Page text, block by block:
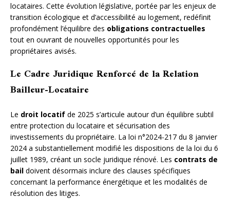
locataires. Cette évolution législative, portée par les enjeux de
transition écologique et d’accessibilité au logement, redéfinit
profondément l’équilibre des obligations contractuelles
tout en ouvrant de nouvelles opportunités pour les
propriétaires avisés.
Le Cadre Juridique Renforcé de la Relation
Bailleur-Locataire
Le droit locatif de 2025 s’articule autour d’un équilibre subtil
entre protection du locataire et sécurisation des
investissements du propriétaire. La loi n°2024-217 du 8 janvier
2024 a substantiellement modifié les dispositions de la loi du 6
juillet 1989, créant un socle juridique rénové. Les contrats de
bail doivent désormais inclure des clauses spécifiques
concernant la performance énergétique et les modalités de
résolution des litiges.